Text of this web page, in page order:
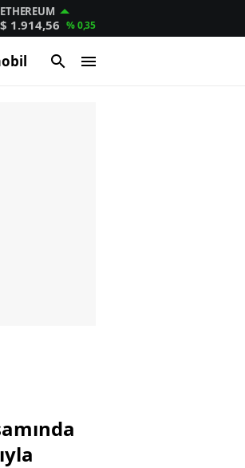
ETHEREUM
$ 1.914,56 % 0,35